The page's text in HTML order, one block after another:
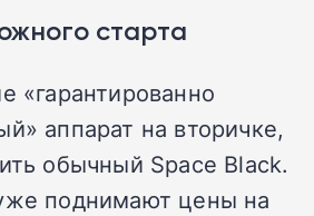
старта
«гарантированно
аппарат на вторичке,
обычный Space Black.
поднимают цены на